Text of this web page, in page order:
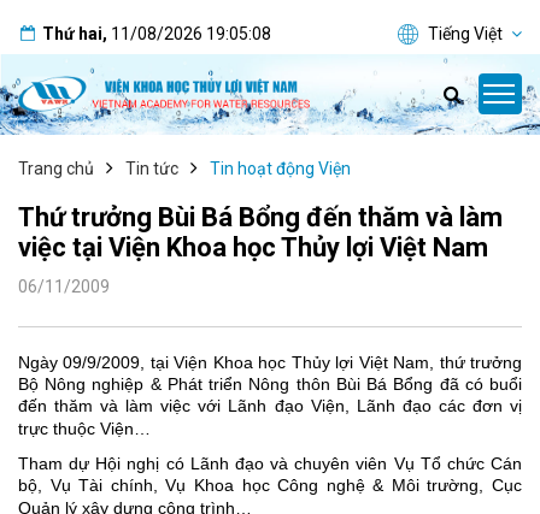
Thứ hai, 11/08/2026 19:05:08 Tiếng Việt
Trang chủ Tin tức Tin hoạt động Viện
Thứ trưởng Bùi Bá Bổng đến thăm và làm
việc tại Viện Khoa học Thủy lợi Việt Nam
06/11/2009
Ngày 09/9/2009, tại Viện Khoa học Thủy lợi Việt Nam, thứ trưởng
Bộ Nông nghiệp & Phát triển Nông thôn Bùi Bá Bổng đã có buổi
đến thăm và làm việc với Lãnh đạo Viện, Lãnh đạo các đơn vị
trực thuộc Viện…
Tham dự Hội nghị có Lãnh đạo và chuyên viên Vụ Tổ chức Cán
bộ, Vụ Tài chính, Vụ Khoa học Công nghệ & Môi trường, Cục
Quản lý xây dựng công trình…